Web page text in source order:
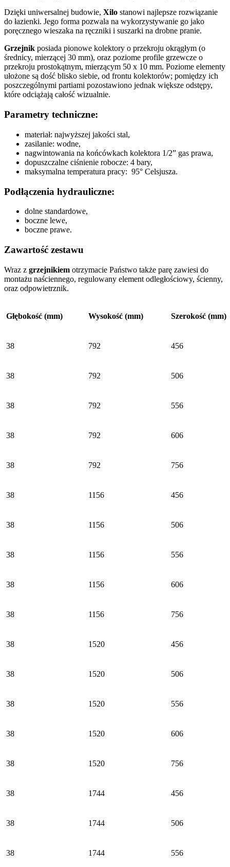
Dzięki uniwersalnej budowie, Xilo stanowi najlepsze rozwiązanie
do łazienki. Jego forma pozwala na wykorzystywanie go jako
poręcznego wieszaka na ręczniki i suszarki na drobne pranie.
Grzejnik posiada pionowe kolektory o przekroju okrągłym (o
średnicy, mierzącej 30 mm), oraz poziome profile grzewcze o
przekroju prostokątnym, mierzącym 50 x 10 mm. Poziome elementy
ułożone są dość blisko siebie, od frontu kolektorów; pomiędzy ich
poszczególnymi partiami pozostawiono jednak większe odstępy,
które odciążają całość wizualnie.
Parametry techniczne:
materiał: najwyższej jakości stal,
zasilanie: wodne,
nagwintowania na końcówkach kolektora 1/2” gas prawa,
dopuszczalne ciśnienie robocze: 4 bary,
maksymalna temperatura pracy: 95° Celsjusza.
Podłączenia hydrauliczne:
dolne standardowe,
boczne lewe,
boczne prawe.
Zawartość zestawu
Wraz z grzejnikiem otrzymacie Państwo także parę zawiesi do
montażu naściennego, regulowany element odległościowy, ścienny,
oraz odpowietrznik.
Głębokość (mm) Wysokość (mm) Szerokość (mm)
38 792 456
38 792 506
38 792 556
38 792 606
38 792 756
38 1156 456
38 1156 506
38 1156 556
38 1156 606
38 1156 756
38 1520 456
38 1520 506
38 1520 556
38 1520 606
38 1520 756
38 1744 456
38 1744 506
38 1744 556